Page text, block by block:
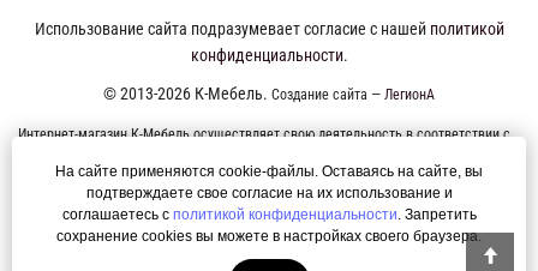
На сайте применяются cookie-файлы. Оставаясь на сайте, вы
подтверждаете свое согласие на их использование и
соглашаетесь с политикой конфиденциальности. Запретить
сохранение cookies вы можете в настройках своего браузера.
Использование сайта подразумевает согласие с нашей политикой
конфиденциальности.
© 2013-2026 К-Мебель. Создание сайта — ЛегионА
Интернет-магазин К-Мебель осуществляет свою деятельность в соответствии с
требованиями Федерального закона от 27 июля 2006 года №152-ФЗ "О
персональных данных". Оформление заказа возможно только при наличии
согласия на обработку Ваших персональных данных. Мы так же осуществляем
сбор персональных данных с использованием интернет-сервиса Яндекс.